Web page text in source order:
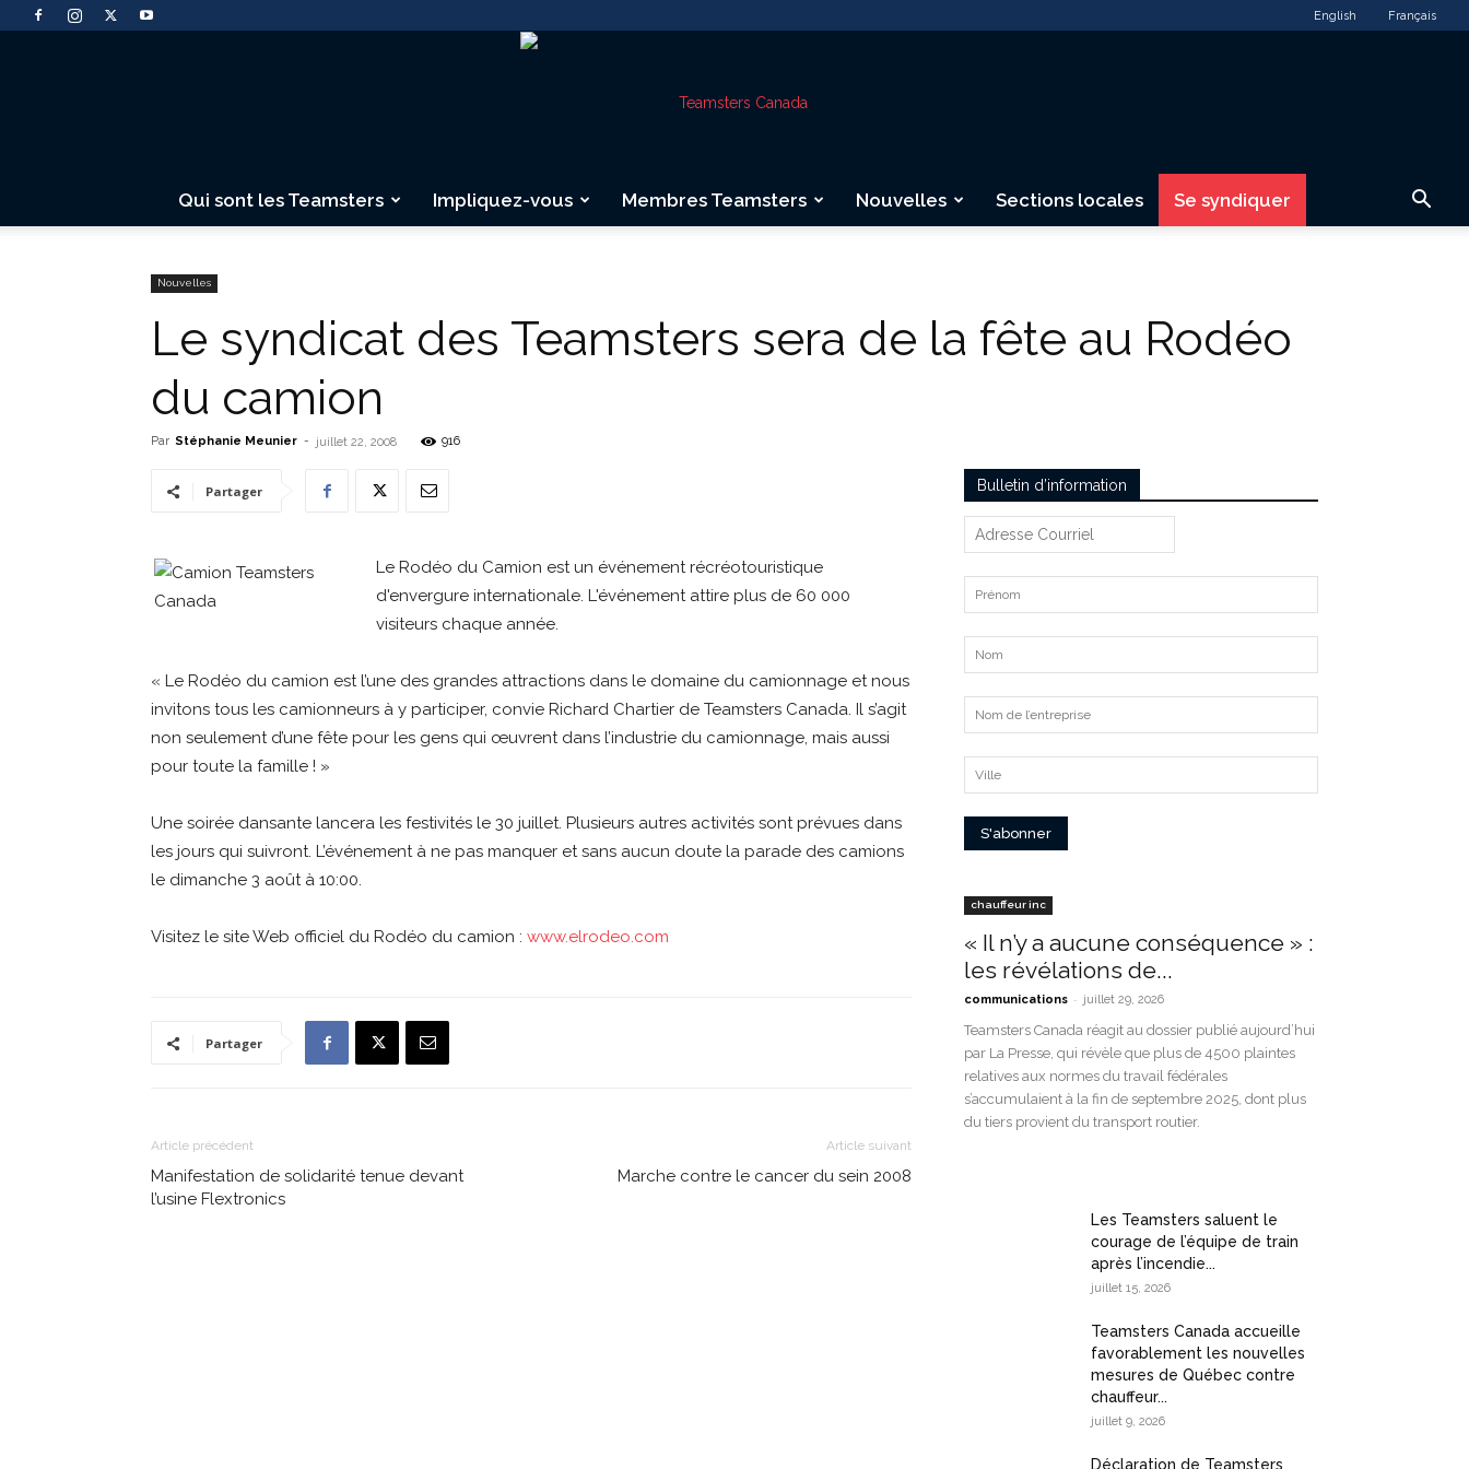
English Français
Qui sont les Teamsters Impliquez-vous Membres Teamsters Nouvelles Sections locales Se syndiquer
Nouvelles
Le syndicat des Teamsters sera de la fête au Rodéo
du camion
Par Stéphanie Meunier - juillet 22, 2008 916
Partager
Le Rodéo du Camion est un événement récréotouristique
d'envergure internationale. L'événement attire plus de 60 000
visiteurs chaque année.
« Le Rodéo du camion est l’une des grandes attractions dans le domaine du camionnage et nous
invitons tous les camionneurs à y participer, convie Richard Chartier de Teamsters Canada. Il s’agit
non seulement d’une fête pour les gens qui œuvrent dans l’industrie du camionnage, mais aussi
pour toute la famille ! »
Une soirée dansante lancera les festivités le 30 juillet. Plusieurs autres activités sont prévues dans
les jours qui suivront. L’événement à ne pas manquer et sans aucun doute la parade des camions
le dimanche 3 août à 10:00.
Visitez le site Web officiel du Rodéo du camion : www.elrodeo.com
Partager
Article précédent
Manifestation de solidarité tenue devant
l’usine Flextronics
Article suivant
Marche contre le cancer du sein 2008
Bulletin d’information
chauffeur inc
« Il n’y a aucune conséquence » :
les révélations de...
communications - juillet 29, 2026
Teamsters Canada réagit au dossier publié aujourd’hui
par La Presse, qui révèle que plus de 4500 plaintes
relatives aux normes du travail fédérales
s’accumulaient à la fin de septembre 2025, dont plus
du tiers provient du transport routier.
Les Teamsters saluent le
courage de l’équipe de train
après l’incendie...
juillet 15, 2026
Teamsters Canada accueille
favorablement les nouvelles
mesures de Québec contre
chauffeur...
juillet 9, 2026
Déclaration de Teamsters